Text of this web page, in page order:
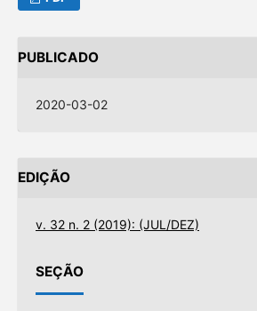
PUBLICADO
2020-03-02
EDIÇÃO
v. 32 n. 2 (2019): (JUL/DEZ)
SEÇÃO